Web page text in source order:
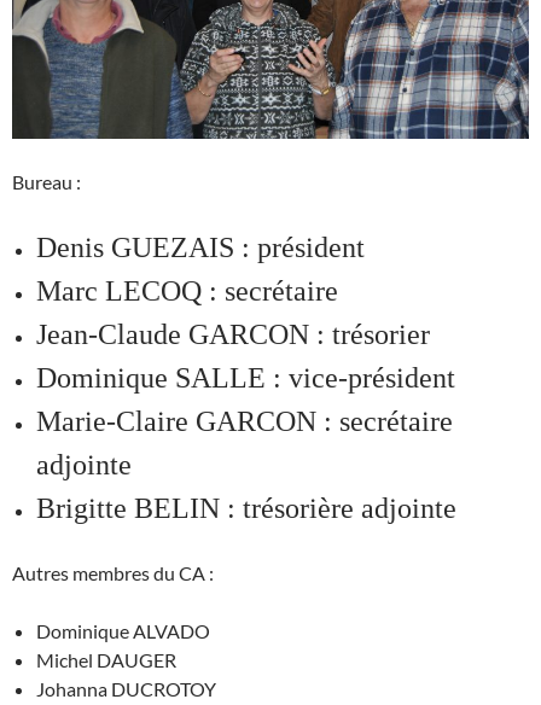
Bureau :
Denis GUEZAIS : président
Marc LECOQ : secrétaire
Jean-Claude GARCON : trésorier
Dominique SALLE : vice-président
Marie-Claire GARCON : secrétaire
adjointe
Brigitte BELIN : trésorière adjointe
Autres membres du CA :
Dominique ALVADO
Michel DAUGER
Johanna DUCROTOY